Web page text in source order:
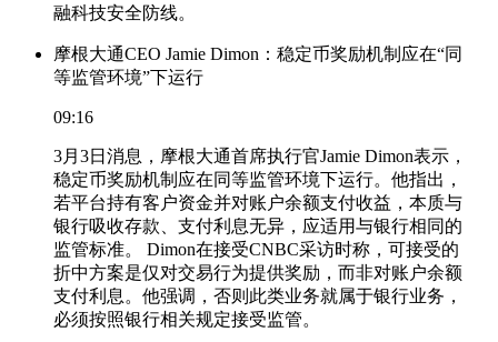
融科技安全防线。
摩根大通CEO Jamie Dimon：稳定币奖励机制应在“同
等监管环境”下运行
09:16
3月3日消息，摩根大通首席执行官Jamie Dimon表示，
稳定币奖励机制应在同等监管环境下运行。他指出，
若平台持有客户资金并对账户余额支付收益，本质与
银行吸收存款、支付利息无异，应适用与银行相同的
监管标准。 Dimon在接受CNBC采访时称，可接受的
折中方案是仅对交易行为提供奖励，而非对账户余额
支付利息。他强调，否则此类业务就属于银行业务，
必须按照银行相关规定接受监管。